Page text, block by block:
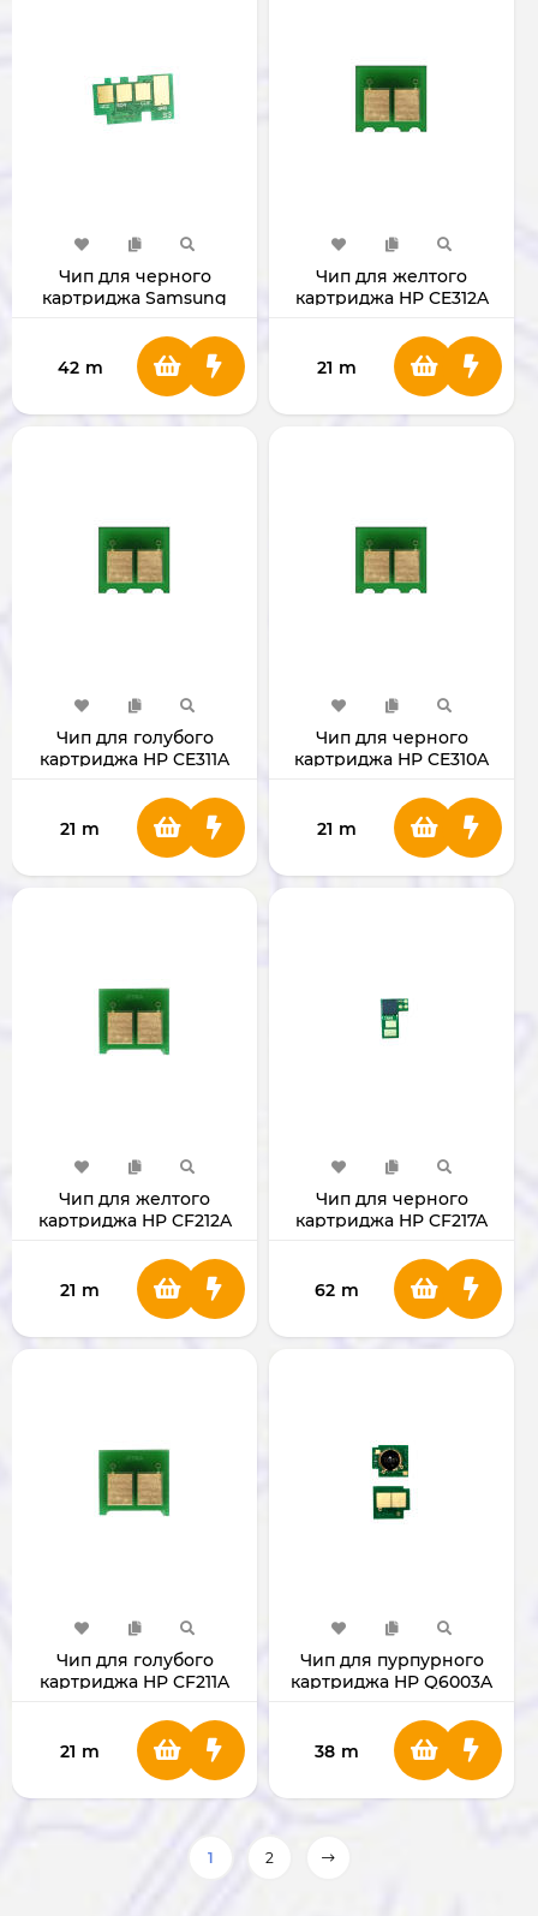
Чип для черного
картриджа Samsung
42 m
Чип для желтого
картриджа HP CE312A
21 m
Чип для голубого
картриджа HP CE311A
21 m
Чип для черного
картриджа HP CE310A
21 m
Чип для желтого
картриджа HP CF212A
21 m
Чип для черного
картриджа HP CF217A
62 m
Чип для голубого
картриджа HP CF211A
21 m
Чип для пурпурного
картриджа HP Q6003A
38 m
1 2